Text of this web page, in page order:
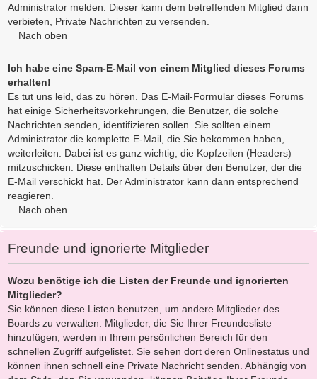
Administrator melden. Dieser kann dem betreffenden Mitglied dann
verbieten, Private Nachrichten zu versenden.
Nach oben
Ich habe eine Spam-E-Mail von einem Mitglied dieses Forums
erhalten!
Es tut uns leid, das zu hören. Das E-Mail-Formular dieses Forums
hat einige Sicherheitsvorkehrungen, die Benutzer, die solche
Nachrichten senden, identifizieren sollen. Sie sollten einem
Administrator die komplette E-Mail, die Sie bekommen haben,
weiterleiten. Dabei ist es ganz wichtig, die Kopfzeilen (Headers)
mitzuschicken. Diese enthalten Details über den Benutzer, der die
E-Mail verschickt hat. Der Administrator kann dann entsprechend
reagieren.
Nach oben
Freunde und ignorierte Mitglieder
Wozu benötige ich die Listen der Freunde und ignorierten
Mitglieder?
Sie können diese Listen benutzen, um andere Mitglieder des
Boards zu verwalten. Mitglieder, die Sie Ihrer Freundesliste
hinzufügen, werden in Ihrem persönlichen Bereich für den
schnellen Zugriff aufgelistet. Sie sehen dort deren Onlinestatus und
können ihnen schnell eine Private Nachricht senden. Abhängig von